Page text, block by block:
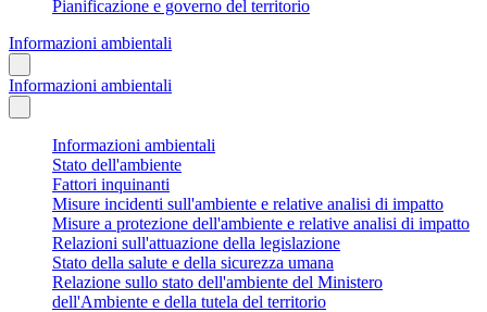
Pianificazione e governo del territorio
Informazioni ambientali
Informazioni ambientali
Informazioni ambientali
Stato dell'ambiente
Fattori inquinanti
Misure incidenti sull'ambiente e relative analisi di impatto
Misure a protezione dell'ambiente e relative analisi di impatto
Relazioni sull'attuazione della legislazione
Stato della salute e della sicurezza umana
Relazione sullo stato dell'ambiente del Ministero
dell'Ambiente e della tutela del territorio